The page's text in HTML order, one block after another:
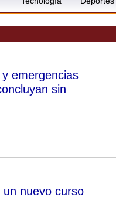
emergencias
sin
nuevo curso